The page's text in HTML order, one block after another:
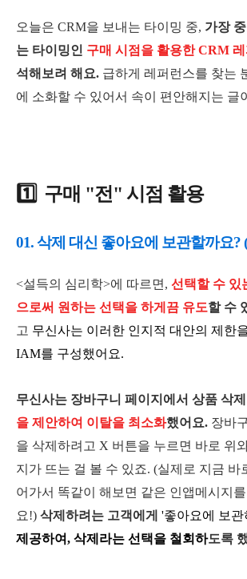
오늘은 CRM을 보내는 타이밍 중, 가장
는 타이밍인 구매 시점을 활용한 CRM
석해보려 해요. 급하게 레퍼런스를 찾는
에 소화할 수 있어서 속이 편안해지는 글
1️⃣ 구매 "전" 시점 활용
01. 삭제 대신 좋아요에 보관할까요?
<설득의 심리학>에 따르면, 선택할 수 있
으로써 원하는 선택을 하게끔 유도할 수
고 무신사는 이러한 인지적 대안의 제한
IAM를 구성했어요.
무신사는 장바구니 페이지에서 상품 삭
을 제안하여 이탈을 최소화했어요. 장바
을 삭제하려고 X 버튼을 누르면 바로 위
지가 뜨는 걸 볼 수 있죠. (실제로 지금 바
어가서 똑같이 해보면 같은 인앱메시지
요!) 삭제하려는 고객에게 '좋아요에 보관
제공하여, 삭제라는 선택을 철회하도록